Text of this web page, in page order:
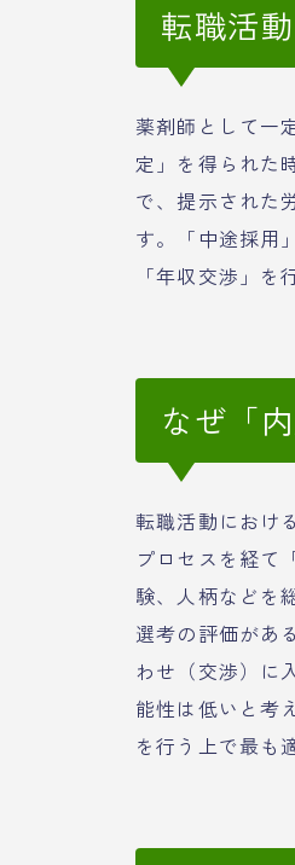
転職活
薬剤師として一
定」を得られた
で、提示された
す。「中途採用
「年収交渉」
なぜ「
転職活動におけ
プロセスを経て
験、人柄などを
選考の評価があ
わせ（交渉）に
能性は低いと考
を行う上で最も